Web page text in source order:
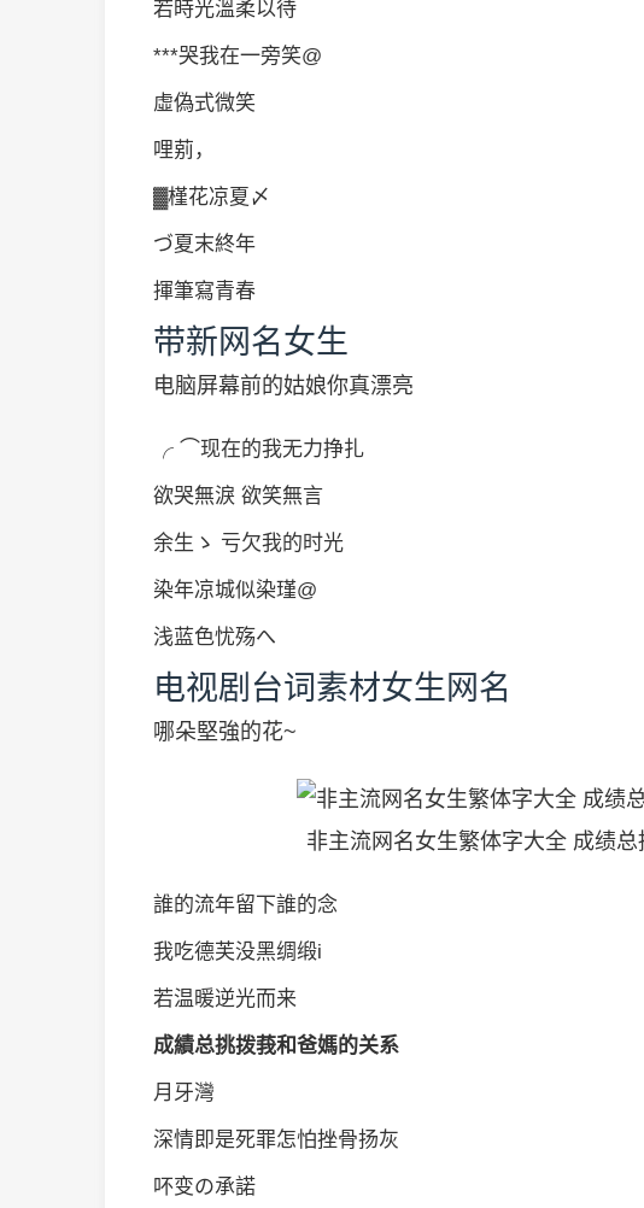
若時光溫柔以待
***哭我在一旁笑@
虛偽式微笑
哩莂，
▓槿花凉夏〆
づ夏末終年
揮筆寫青春
带新网名女生
电脑屏幕前的姑娘你真漂亮
╭ ⌒现在的我无力挣扎
欲哭無淚 欲笑無言
余生ゝ 亏欠我的时光
染年凉城似染瑾@
浅蓝色忧殇へ
电视剧台词素材女生网名
哪朵堅強的花~
非主流网名女生繁体字大全 成绩
誰的流年留下誰的念
我吃德芙没黑绸缎i
若温暖逆光而来
成績总挑拨莪和爸媽的关系
月牙灣
深情即是死罪怎怕挫骨扬灰
吥变の承諾